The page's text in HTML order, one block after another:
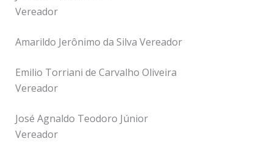
Vereador
Amarildo Jerônimo da Silva Vereador
Emilio Torriani de Carvalho Oliveira
Vereador
José Agnaldo Teodoro Júnior
Vereador